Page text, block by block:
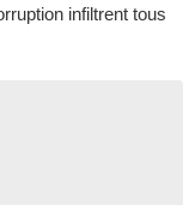
infiltrent tous